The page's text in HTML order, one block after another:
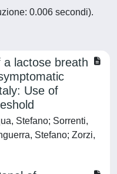
0.006 secondi).
a lactose breath
Use of
Stefano; Sorrenti,
Stefano; Zorzi,